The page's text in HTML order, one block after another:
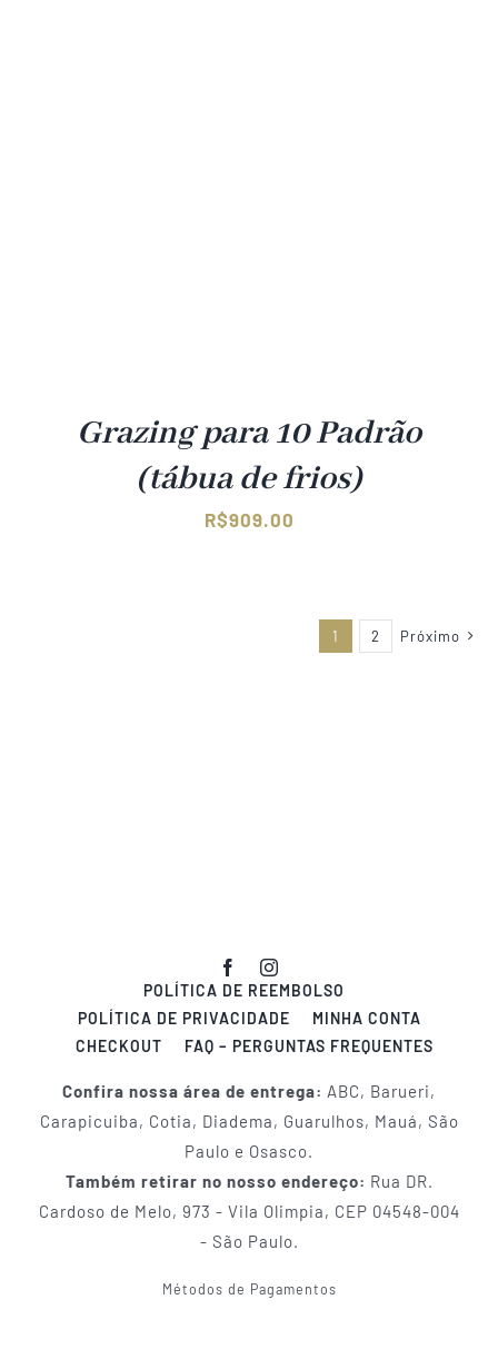
Grazing para 10 Padrão
(tábua de frios)
R$909.00
1 2 Próximo
POLÍTICA DE REEMBOLSO
POLÍTICA DE PRIVACIDADE
MINHA CONTA
CHECKOUT
FAQ – PERGUNTAS FREQUENTES
Confira nossa área de entrega: ABC, Barueri,
Carapicuiba, Cotia, Diadema, Guarulhos, Mauá, São
Paulo e Osasco.
Também retirar no nosso endereço: Rua DR.
Cardoso de Melo, 973 - Vila Olimpia, CEP 04548-004
- São Paulo.
Métodos de Pagamentos